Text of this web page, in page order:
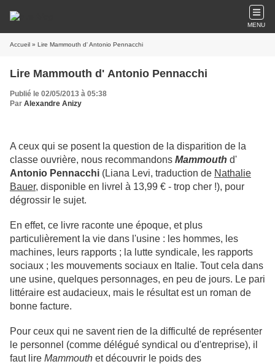
MENU
Accueil » Lire Mammouth d' Antonio Pennacchi
Lire Mammouth d' Antonio Pennacchi
Publié le 02/05/2013 à 05:38
Par Alexandre Anizy
A ceux qui se posent la question de la disparition de la
classe ouvrière, nous recommandons Mammouth d'
Antonio Pennacchi (Liana Levi, traduction de Nathalie
Bauer, disponible en livrel à 13,99 € - trop cher !), pour
dégrossir le sujet.
En effet, ce livre raconte une époque, et plus
particulièrement la vie dans l'usine : les hommes, les
machines, leurs rapports ; la lutte syndicale, les rapports
sociaux ; les mouvements sociaux en Italie. Tout cela dans
une usine, quelques personnages, en peu de jours. Le pari
littéraire est audacieux, mais le résultat est un roman de
bonne facture.
Pour ceux qui ne savent rien de la difficulté de représenter
le personnel (comme délégué syndical ou d'entreprise), il
faut lire Mammouth et découvrir le poids des